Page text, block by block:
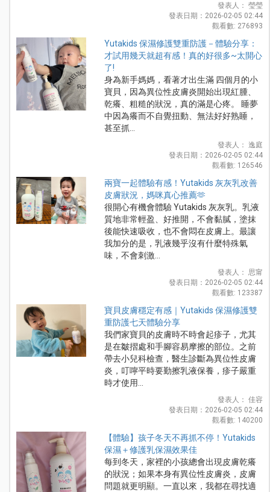
發表人： 瑩瑩
發表日期：2026-02-05 02:44
觀看數: 276893
Yutakids 保濕修護雙重防護－體驗分享：
才試用幾天就超有感！真的好很多~太開心
了!
身為新手媽媽，看著才出生滿 四個月的小
寶貝，因為異位性皮膚炎開始出現紅腫、
乾癢、粗糙的狀況，真的滿是心疼。 睡夢
中因為癢而不自覺扭動、無法好好熟睡，
甚至抓...
發表人： 逸庭
發表日期：2026-02-05 02:44
觀看數: 126546
兩寶一起體驗有感！Yutakids 灰灰乳改善
皮膚狀況，媽咪真心推薦🫶
很開心有機會體驗 Yutakids 灰灰乳。乳液
質地非常輕盈、好推開，不會黏膩，塗抹
後能快速吸收，也不會悶在皮膚上。最讓
我加分的是，乳液幾乎沒有什麼特殊氣
味，不會刺激...
發表人： 思甯
發表日期：2026-02-05 02:44
觀看數: 123387
寶貝皮膚穩定有感｜Yutakids 保濕修護雙
重防護七天體驗分享
我們家寶貝的皮膚時不時會起疹子，尤其
是在皺摺處和手腳容易摩擦的部位。之前
帶去小兒科檢查，醫生診斷為異位性皮膚
炎，叮嚀平時要勤擦乳液保養，疹子嚴重
時才使用...
發表人： 佳容
發表日期：2026-02-05 02:44
觀看數: 140200
【體驗】孩子冬天不再抓不停！Yutakids
保濕＋修護乳保濕效果佳
每到冬天，家裡的小孩總會出現皮膚乾癢
的狀況；如果本身有異位性皮膚炎，皮膚
問題就更明顯。一直以來，我都在尋找適